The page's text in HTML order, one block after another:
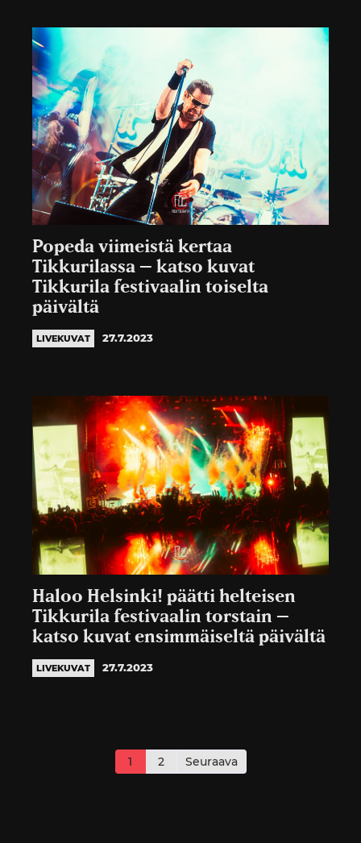
Popeda viimeistä kertaa
Tikkurilassa – katso kuvat
Tikkurila festivaalin toiselta
päivältä
LIVEKUVAT 27.7.2023
Haloo Helsinki! päätti helteisen
Tikkurila festivaalin torstain –
katso kuvat ensimmäiseltä päivältä
LIVEKUVAT 27.7.2023
sivutus
1 2 Seuraava